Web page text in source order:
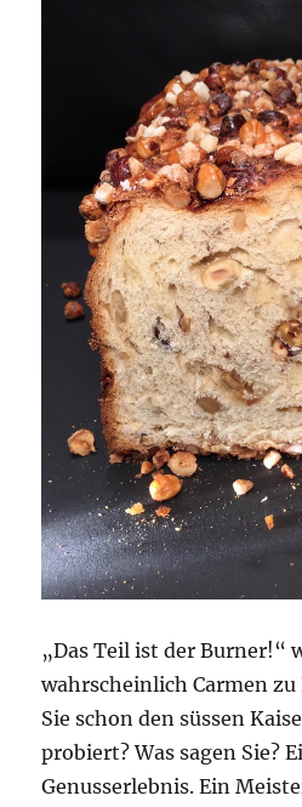
„Das Teil ist der Burner!“
wahrscheinlich Carmen zu
Sie schon den süssen
probiert? Was sagen Sie?
Genusserlebnis. Ein